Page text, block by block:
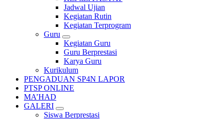
Jadwal Ujian
Kegiatan Rutin
Kegiatan Terprogram
Guru
Kegiatan Guru
Guru Berprestasi
Karya Guru
Kurikulum
PENGADUAN SP4N LAPOR
PTSP ONLINE
MA’HAD
GALERI
Siswa Berprestasi